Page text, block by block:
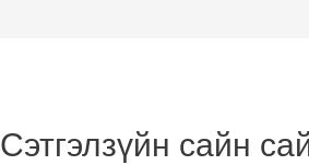
Сэтгэлзүйн сайн